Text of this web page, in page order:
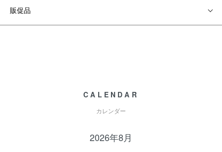
販促品
CALENDAR
カレンダー
2026年8月